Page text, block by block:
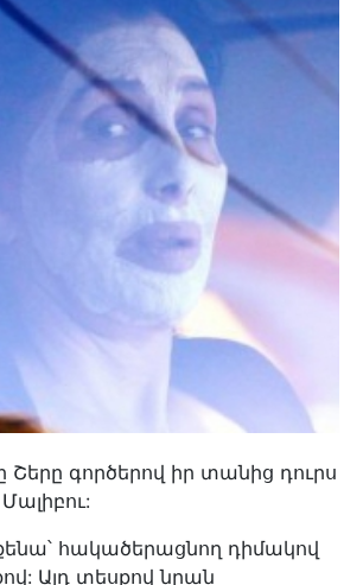
Շերը գործերով իր տանից դուրս
Մալիբու:
հակածերացնող դիմակով
Այդ տեսքով նրան